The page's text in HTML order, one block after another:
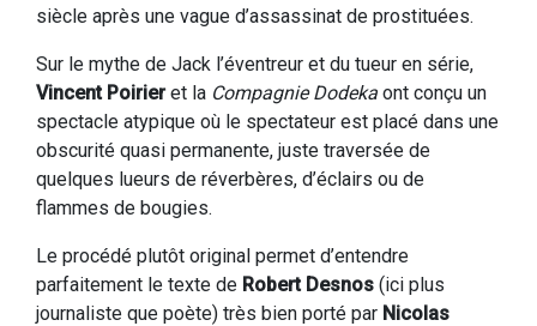
siècle après une vague d’assassinat de prostituées.
Sur le mythe de Jack l’éventreur et du tueur en série,
Vincent Poirieret la Compagnie Dodeka ont conçu un
spectacle atypique où le spectateur est placé dans une
obscurité quasi permanente, juste traversée de
quelques lueurs de réverbères, d’éclairs ou de
flammes de bougies.
Le procédé plutôt original permet d’entendre
parfaitement le texte de Robert Desnos (ici plus
journaliste que poète) très bien porté par Nicolas